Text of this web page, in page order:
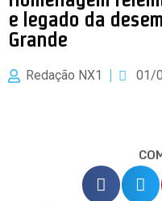
e legado da
Grande
Redação NX1 01/